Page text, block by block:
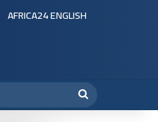
AFRICA24 ENGLISH